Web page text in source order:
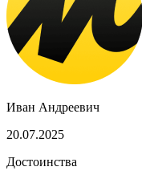
Иван Андреевич
20.07.2025
Достоинства